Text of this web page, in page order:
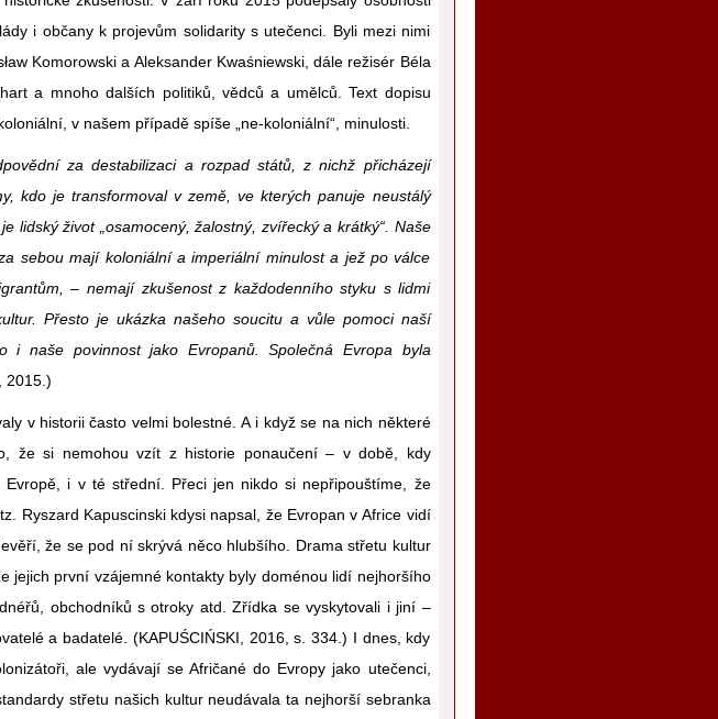
i občany k projevům solidarity s utečenci. Byli mezi nimi
Komorowski a Aleksander Kwaśniewski, dále režisér Béla
a mnoho dalších politiků, vědců a umělců. Text dopisu
v našem případě spíše „ne-koloniální“, minulosti.
za destabilizaci a rozpad států, z nichž přicházejí
kdo je transformoval v země, ve kterých panuje neustálý
lidský život „osamocený, žalostný, zvířecký a krátký“. Naše
sebou mají koloniální a imperiální minulost a jež po válce
– nemají zkušenost z každodenního styku s lidmi
Přesto je ukázka našeho soucitu a vůle pomoci naší
i naše povinnost jako Evropanů. Společná Evropa byla
2015.)
v historii často velmi bolestné. A i když se na nich některé
že si nemohou vzít z historie ponaučení – v době, kdy
i v té střední. Přeci jen nikdo si nepřipouštíme, že
Ryszard Kapuscinski kdysi napsal, že Evropan v Africe vidí
že se pod ní skrývá něco hlubšího. Drama střetu kultur
jejich první vzájemné kontakty byly doménou lidí nejhoršího
obchodníků s otroky atd. Zřídka se vyskytovali i jiní –
a badatelé. (KAPUŚCIŃSKI, 2016, s. 334.) I dnes, kdy
ale vydávají se Afričané do Evropy jako utečenci,
střetu našich kultur neudávala ta nejhorší sebranka